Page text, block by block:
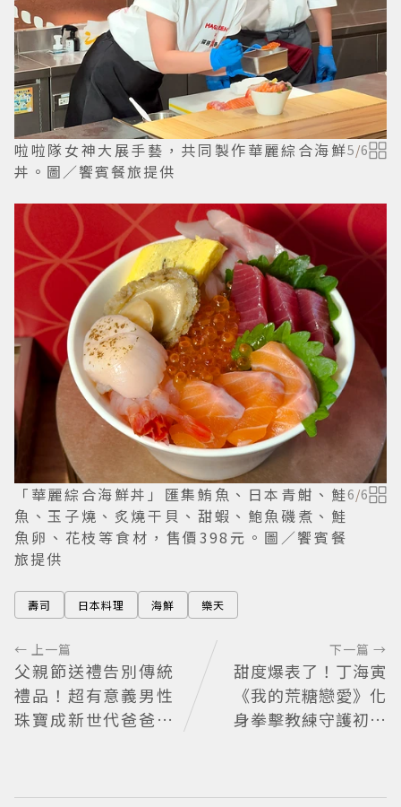
啦啦隊女神大展手藝，共同製作華麗綜合海鮮
丼。圖／饗賓餐旅提供
5/6
「華麗綜合海鮮丼」匯集鮪魚、日本青魽、鮭
魚、玉子燒、炙燒干貝、甜蝦、鮑魚磯煮、鮭
魚卵、花枝等食材，售價398元。圖／饗賓餐
旅提供
6/6
壽司 日本料理 海鮮 樂天
← 上一篇
父親節送禮告別傳統
禮品！超有意義男性
珠寶成新世代爸爸時
下一篇 →
甜度爆表了！丁海寅
《我的荒糖戀愛》化
身拳擊教練守護初戀